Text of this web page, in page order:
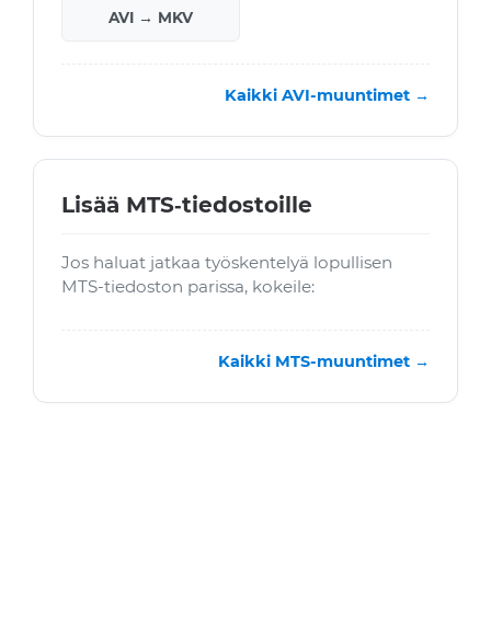
AVI → MKV
Kaikki AVI-muuntimet →
Lisää MTS‑tiedostoille
Jos haluat jatkaa työskentelyä lopullisen
MTS-tiedoston parissa, kokeile:
Kaikki MTS-muuntimet →